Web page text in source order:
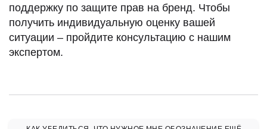
поддержку по защите прав на бренд. Чтобы
получить индивидуальную оценку вашей
ситуации – пройдите консультацию с нашим
экспертом.